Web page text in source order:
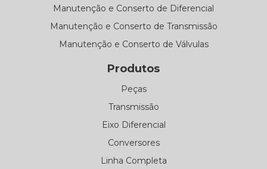
Manutenção e Conserto de Diferencial
Manutenção e Conserto de Transmissão
Manutenção e Conserto de Válvulas
Produtos
Peças
Transmissão
Eixo Diferencial
Conversores
Linha Completa